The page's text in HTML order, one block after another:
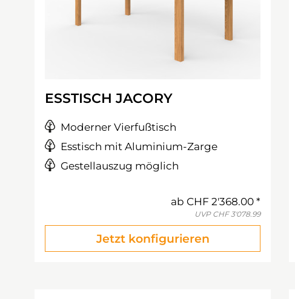
ESSTISCH JACORY
Moderner Vierfußtisch
Esstisch mit Aluminium-Zarge
Gestellauszug möglich
ab CHF 2'368.00
UVP CHF 3'078.99
Jetzt konfigurieren